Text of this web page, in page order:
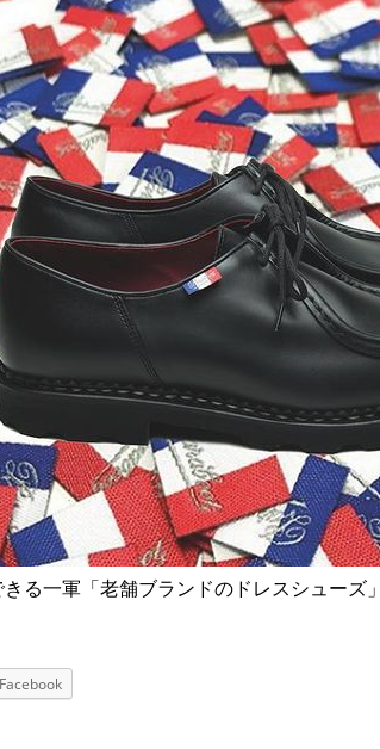
る一軍「老舗ブランドのドレスシューズ
Facebook